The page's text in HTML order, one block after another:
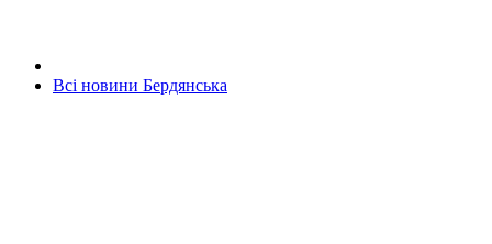
Всі новини Бердянська